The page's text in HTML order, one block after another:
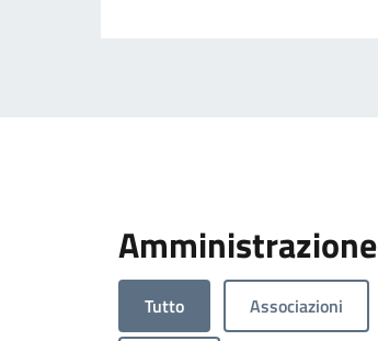
Amministrazione
Tutto Associazioni